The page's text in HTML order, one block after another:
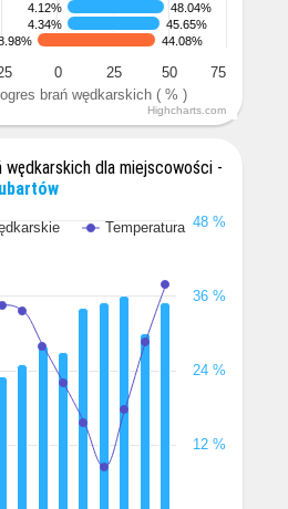
brań wędkarskich ( % )
4.12%
4.12%
4.34%
4.34%
48.04%
48.04%
45.65%
45.65%
44.08%
44.08%
0
25 50 75
Highcharts.com
wędkarskich dla miejscowości -
Temperatura
12 %
24 %
36 %
48 %